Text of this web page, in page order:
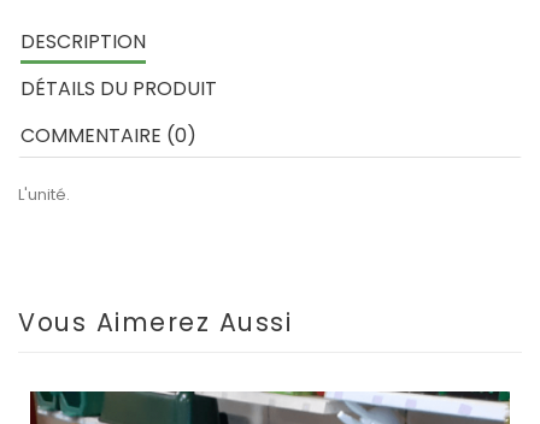
DESCRIPTION
DÉTAILS DU PRODUIT
COMMENTAIRE (0)
L'unité.
Vous Aimerez Aussi